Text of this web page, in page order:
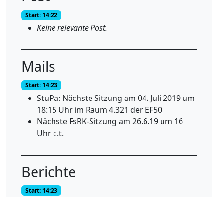
Start: 14:22
Keine relevante Post.
Mails
Start: 14:23
StuPa: Nächste Sitzung am 04. Juli 2019 um
18:15 Uhr im Raum 4.321 der EF50
Nächste FsRK-Sitzung am 26.6.19 um 16
Uhr c.t.
Berichte
Start: 14:23